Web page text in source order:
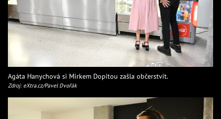
Agáta Hanychová si Mirkem Dopitou zašla občerstvit.
Zdroj: eXtra.cz/Pavel Dvořák